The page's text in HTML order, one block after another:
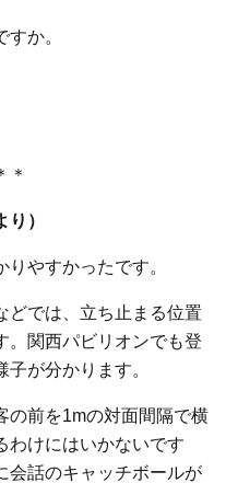
か。
＊
）
やすかったです。
どでは、立ち止まる位置
。関西パビリオンでも登
が分かります。
の前を1mの対面間隔で横
わけにはいかないです
会話のキャッチボールが